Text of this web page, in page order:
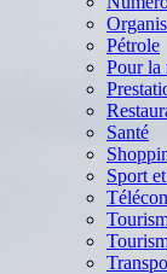
Pétrole
Pour la
Santé
Sport